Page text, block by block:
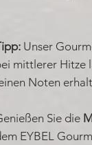
Unser
mittlerer Hitze
Noten
Sie die
EYBEL